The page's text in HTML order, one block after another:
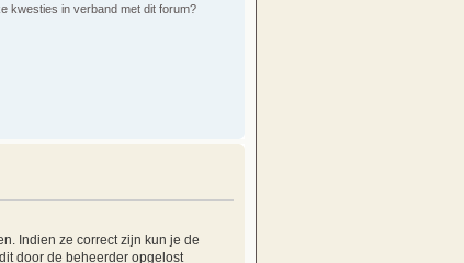
kwesties in verband met dit forum?
Indien ze correct zijn kun je de
door de beheerder opgelost